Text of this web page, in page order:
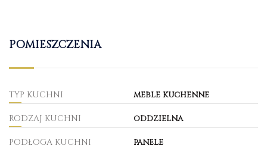
POMIESZCZENIA
TYP KUCHNI meble kuchenne
RODZAJ KUCHNI oddzielna
PODŁOGA KUCHNI panele